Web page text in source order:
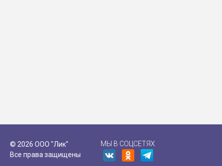
© 2026 ООО "Лик"
Все права защищены
МЫ В СОЦСЕТЯХ